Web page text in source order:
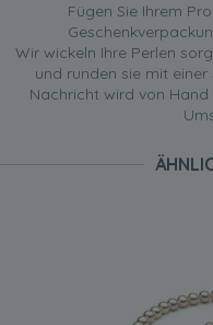
Fügen Sie Ihrem
Wir wickeln Ihre Perlen
und runden sie mit
Nachricht wird von